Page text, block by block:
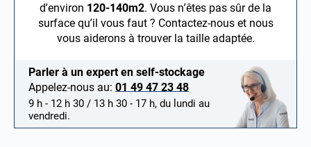
d’environ 120-140m2. Vous n’êtes pas sûr de la
surface qu’il vous faut ? Contactez-nous et nous
vous aiderons à trouver la taille adaptée.
Parler à un expert en self-stockage
Appelez-nous au: 01 49 47 23 48
9 h - 12 h 30 / 13 h 30 - 17 h, du lundi au
vendredi.